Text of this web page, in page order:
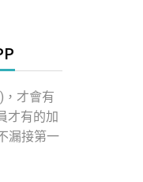
，才會有
才有的加
漏接第一